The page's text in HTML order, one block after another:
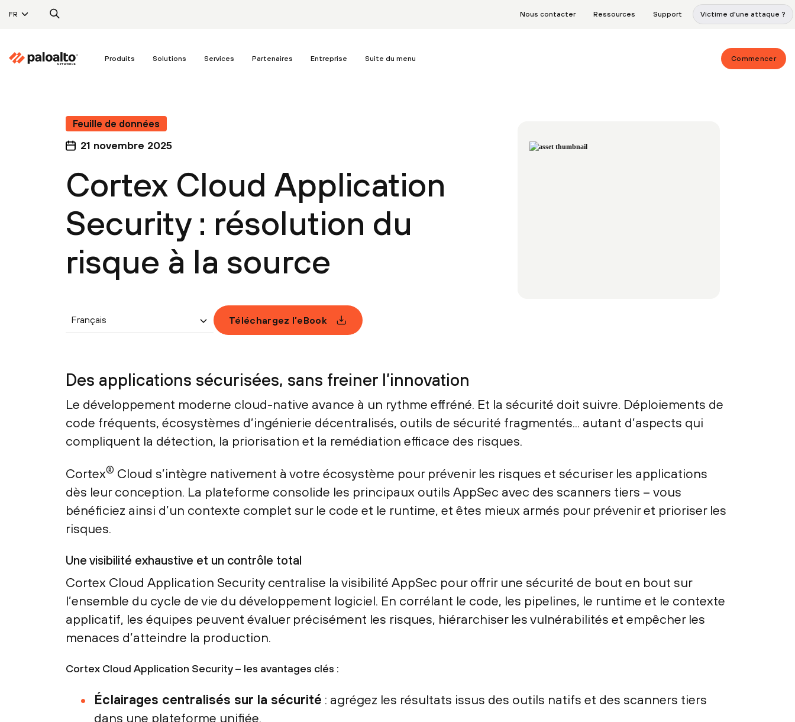
FR Nous contacter Ressources Support Victime d'une attaque ?
Produits Solutions Services Partenaires Entreprise Suite du menu Commencer
Feuille de données
21 novembre 2025
Cortex Cloud Application
Security : résolution du
risque à la source
Français Téléchargez l’eBook
Des applications sécurisées, sans freiner l’innovation
Le développement moderne cloud-native avance à un rythme effréné. Et la sécurité doit suivre. Déploiements de
code fréquents, écosystèmes d’ingénierie décentralisés, outils de sécurité fragmentés... autant d’aspects qui
compliquent la détection, la priorisation et la remédiation efficace des risques.
Cortex® Cloud s’intègre nativement à votre écosystème pour prévenir les risques et sécuriser les applications
dès leur conception. La plateforme consolide les principaux outils AppSec avec des scanners tiers – vous
bénéficiez ainsi d’un contexte complet sur le code et le runtime, et êtes mieux armés pour prévenir et prioriser les
risques.
Une visibilité exhaustive et un contrôle total
Cortex Cloud Application Security centralise la visibilité AppSec pour offrir une sécurité de bout en bout sur
l’ensemble du cycle de vie du développement logiciel. En corrélant le code, les pipelines, le runtime et le contexte
applicatif, les équipes peuvent évaluer précisément les risques, hiérarchiser les vulnérabilités et empêcher les
menaces d’atteindre la production.
Cortex Cloud Application Security – les avantages clés :
Éclairages centralisés sur la sécurité : agrégez les résultats issus des outils natifs et des scanners tiers
dans une plateforme unifiée.